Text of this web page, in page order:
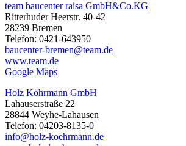
team baucenter raisa GmbH&Co.KG
Ritterhuder Heerstr. 40-42
28239 Bremen
Telefon: 0421-643950
baucenter-bremen@team.de
www.team.de
Google Maps
Holz Köhrmann GmbH
Lahauserstraße 22
28844 Weyhe-Lahausen
Telefon: 04203-8135-0
info@holz-koehrmann.de